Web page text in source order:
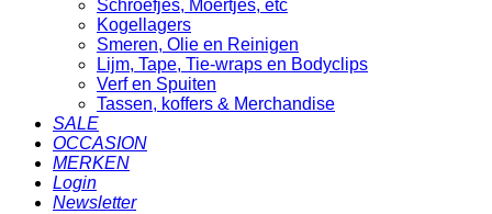
Schroefjes, Moertjes, etc
Kogellagers
Smeren, Olie en Reinigen
Lijm, Tape, Tie-wraps en Bodyclips
Verf en Spuiten
Tassen, koffers & Merchandise
SALE
OCCASION
MERKEN
Login
Newsletter